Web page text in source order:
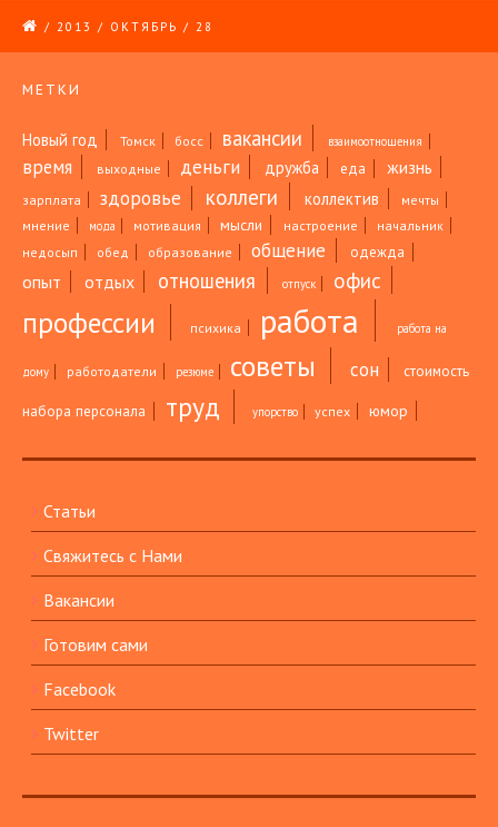
/ 2013 / ОКТЯБРЬ / 28
МЕТКИ
Новый год Томск босс вакансии взаимоотношения
время выходные деньги дружба еда жизнь
зарплата здоровье коллеги коллектив
мечты
мнение
мода мотивация мысли настроение
начальник
недосып
обед образование общение одежда
опыт отдых отношения отпуск офис
профессии психика работа работа на
дому работодатели резюме советы сон стоимость
набора персонала труд упорство успех юмор
Статьи
Свяжитесь с Нами
Вакансии
Готовим сами
Facebook
Twitter